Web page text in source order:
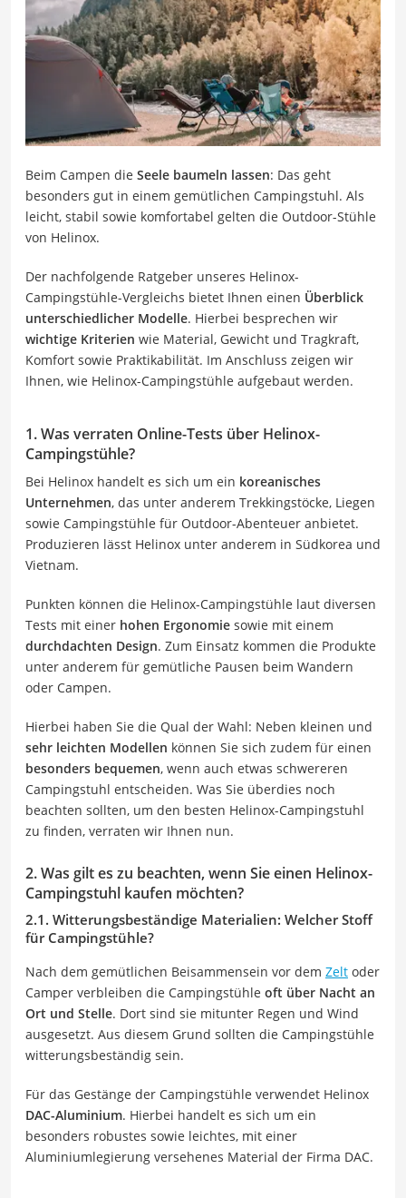
Beim Campen die Seele baumeln lassen: Das geht
besonders gut in einem gemütlichen Campingstuhl. Als
leicht, stabil sowie komfortabel gelten die Outdoor-Stühle
von Helinox.
Der nachfolgende Ratgeber unseres Helinox-
Campingstühle-Vergleichs bietet Ihnen einen Überblick
unterschiedlicher Modelle. Hierbei besprechen wir
wichtige Kriterien wie Material, Gewicht und Tragkraft,
Komfort sowie Praktikabilität. Im Anschluss zeigen wir
Ihnen, wie Helinox-Campingstühle aufgebaut werden.
1. Was verraten Online-Tests über Helinox-
Campingstühle?
Bei Helinox handelt es sich um ein koreanisches
Unternehmen, das unter anderem Trekkingstöcke, Liegen
sowie Campingstühle für Outdoor-Abenteuer anbietet.
Produzieren lässt Helinox unter anderem in Südkorea und
Vietnam.
Punkten können die Helinox-Campingstühle laut diversen
Tests mit einer hohen Ergonomie sowie mit einem
durchdachten Design. Zum Einsatz kommen die Produkte
unter anderem für gemütliche Pausen beim Wandern
oder Campen.
Hierbei haben Sie die Qual der Wahl: Neben kleinen und
sehr leichten Modellen können Sie sich zudem für einen
besonders bequemen, wenn auch etwas schwereren
Campingstuhl entscheiden. Was Sie überdies noch
beachten sollten, um den besten Helinox-Campingstuhl
zu finden, verraten wir Ihnen nun.
2. Was gilt es zu beachten, wenn Sie einen Helinox-
Campingstuhl kaufen möchten?
2.1. Witterungsbeständige Materialien: Welcher Stoff
für Campingstühle?
Nach dem gemütlichen Beisammensein vor dem Zelt oder
Camper verbleiben die Campingstühle oft über Nacht an
Ort und Stelle. Dort sind sie mitunter Regen und Wind
ausgesetzt. Aus diesem Grund sollten die Campingstühle
witterungsbeständig sein.
Für das Gestänge der Campingstühle verwendet Helinox
DAC-Aluminium. Hierbei handelt es sich um ein
besonders robustes sowie leichtes, mit einer
Aluminiumlegierung versehenes Material der Firma DAC.